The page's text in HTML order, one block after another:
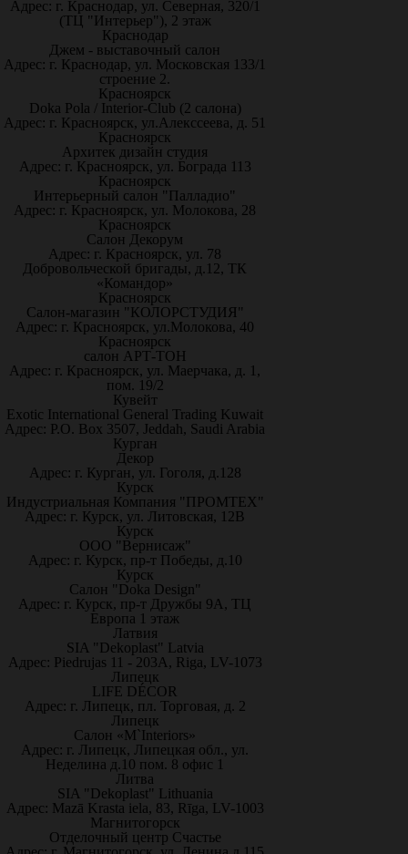
Адрес: г. Краснодар, ул. Северная, 320/1
(ТЦ "Интерьер"), 2 этаж
Краснодар
Джем - выставочный салон
Адрес: г. Краснодар, ул. Московская 133/1
строение 2.
Красноярск
Doka Pola / Interior-Club (2 салона)
Адрес: г. Красноярск, ул.Алекссеева, д. 51
Красноярск
Архитек дизайн студия
Адрес: г. Красноярск, ул. Бограда 113
Красноярск
Интерьерный салон "Палладио"
Адрес: г. Красноярск, ул. Молокова, 28
Красноярск
Салон Декорум
Адрес: г. Красноярск, ул. 78
Добровольческой бригады, д.12, ТК
«Командор»
Красноярск
Салон-магазин "КОЛОРСТУДИЯ"
Адрес: г. Красноярск, ул.Молокова, 40
Красноярск
салон АРТ-ТОН
Адрес: г. Красноярск, ул. Маерчака, д. 1,
пом. 19/2
Кувейт
Exotic International General Trading Kuwait
Адрес: P.O. Box 3507, Jeddah, Saudi Arabia
Курган
Декор
Адрес: г. Курган, ул. Гоголя, д.128
Курск
Индустриальная Компания "ПРОМТЕХ"
Адрес: г. Курск, ул. Литовская, 12В
Курск
ООО "Вернисаж"
Адрес: г. Курск, пр-т Победы, д.10
Курск
Салон "Doka Design"
Адрес: г. Курск, пр-т Дружбы 9А, ТЦ
Европа 1 этаж
Латвия
SIA "Dekoplast" Latvia
Адрес: Piedrujas 11 - 203A, Riga, LV-1073
Липецк
LIFE DÉCOR
Адрес: г. Липецк, пл. Торговая, д. 2
Липецк
Салон «M`Interiors»
Адрес: г. Липецк, Липецкая обл., ул.
Неделина д.10 пом. 8 офис 1
Литва
SIA "Dekoplast" Lithuania
Адрес: Mazā Krasta iela, 83, Rīga, LV-1003
Магнитогорск
Отделочный центр Счастье